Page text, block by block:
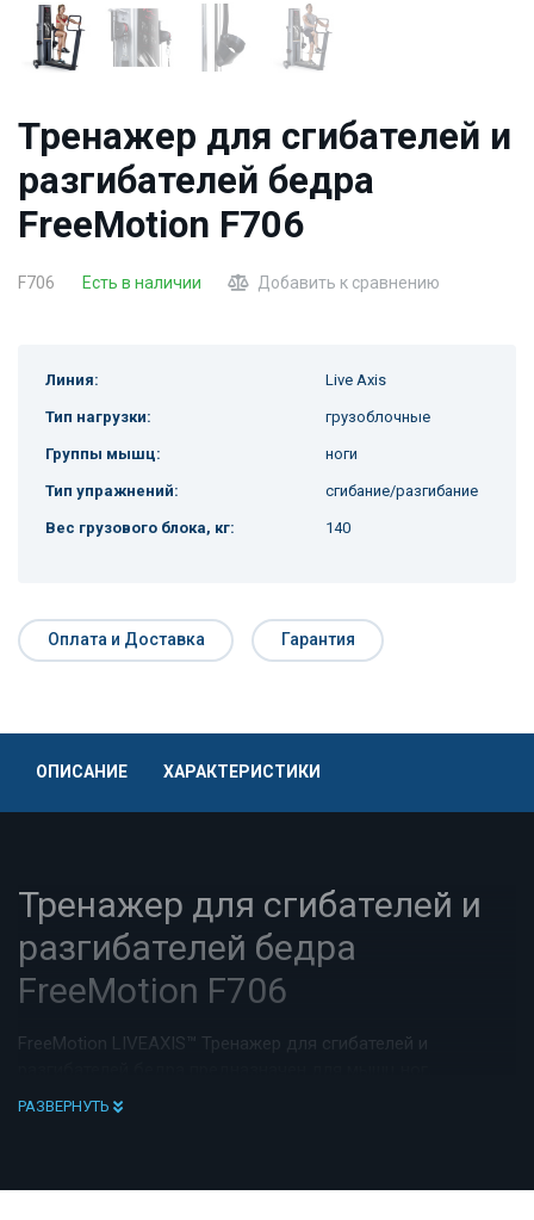
Тренажер для сгибателей и
разгибателей бедра
FreeMotion F706
F706 Есть в наличии Добавить к сравнению
Линия: Live Axis
Тип нагрузки: грузоблочные
Группы мышц: ноги
Тип упражнений: сгибание/разгибание
Вес грузового блока, кг: 140
Оплата и Доставка Гарантия
ОПИСАНИЕ ХАРАКТЕРИСТИКИ
Тренажер для сгибателей и
разгибателей бедра
FreeMotion F706
FreeMotion LIVEAXIS™ Тренажер для сгибателей и
работают вместе передняя часть ног, тазобедренная и
движения - делая вашу тренировку более эффективной, за
РАЗВЕРНУТЬ